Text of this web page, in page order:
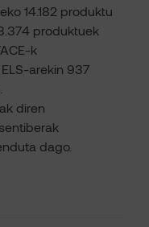
14.182 produktu
produktuek
k
arekin 937
diren
dago.